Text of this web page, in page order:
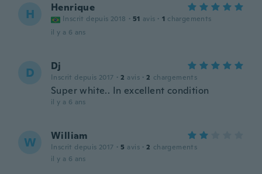
H Henrique
Inscrit depuis 2018 · 51 avis · 1 chargements
il y a 6 ans
D Dj
Inscrit depuis 2017 · 2 avis · 2 chargements
Super white.. In excellent condition
il y a 6 ans
W William
Inscrit depuis 2017 · 5 avis · 2 chargements
il y a 6 ans